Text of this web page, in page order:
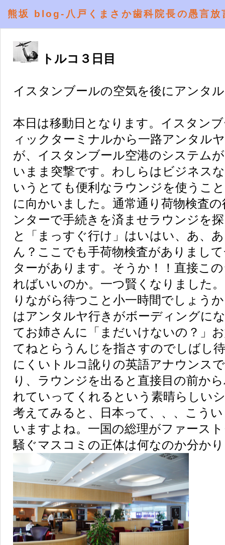
熊坂 blog-八戸くまさか歯科院長の愚言
トルコ３日目
イスタンブールの空気を後にアンタ
本日は移動日となります。イスタン
ィックターミナルから一路アンタル
が、イスタンブール空港のシステム
いまま突撃です。わしらはビジネス
いうとても便利なラウンジを使うこ
に向かいました。通常通り荷物検査
ンターで手続きを済ませラウンジを
と「まっすぐ行け」はいはい、あ、
ん？ここでも手荷物検査がありまし
ターがあります。そうか！！直接こ
ればいいのか。一つ賢くなりました
りながら待つこと小一時間でしょう
はアンタルヤ行きがボーディングに
てお姉さんに「まだいけないの？」
てねとらうんじを指さすのでしばし
にくいトルコ訛りの英語アナウンス
り、ラウンジを出ると直接目の前か
れていってくれるという素晴らしい
考えてみると、日本って、、、こう
いますよね。一国の総理がファース
騒ぐマスコミの正体は何なのか分か